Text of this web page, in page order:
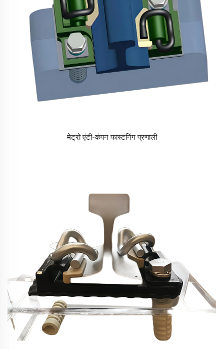
मेट्रो एंटी-कंपन फास्टनिंग प्रणाली